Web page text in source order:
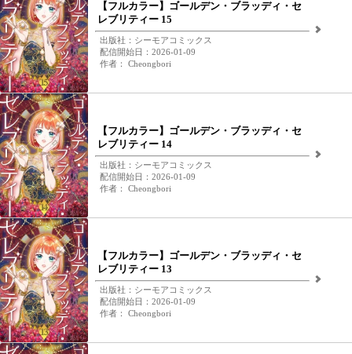
【フルカラー】ゴールデン・ブラッディ・セ
レブリティー 15
出版社：シーモアコミックス
配信開始日：2026-01-09
作者： Cheongbori
【フルカラー】ゴールデン・ブラッディ・セ
レブリティー 14
出版社：シーモアコミックス
配信開始日：2026-01-09
作者： Cheongbori
【フルカラー】ゴールデン・ブラッディ・セ
レブリティー 13
出版社：シーモアコミックス
配信開始日：2026-01-09
作者： Cheongbori